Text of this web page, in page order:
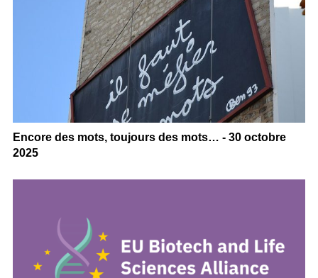
Encore des mots, toujours des mots… - 30 octobre
2025